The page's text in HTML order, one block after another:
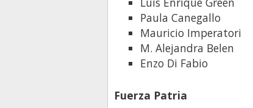
Paula Canegallo
Mauricio Imperatori
M. Alejandra Belen
Enzo Di Fabio
Fuerza Patria